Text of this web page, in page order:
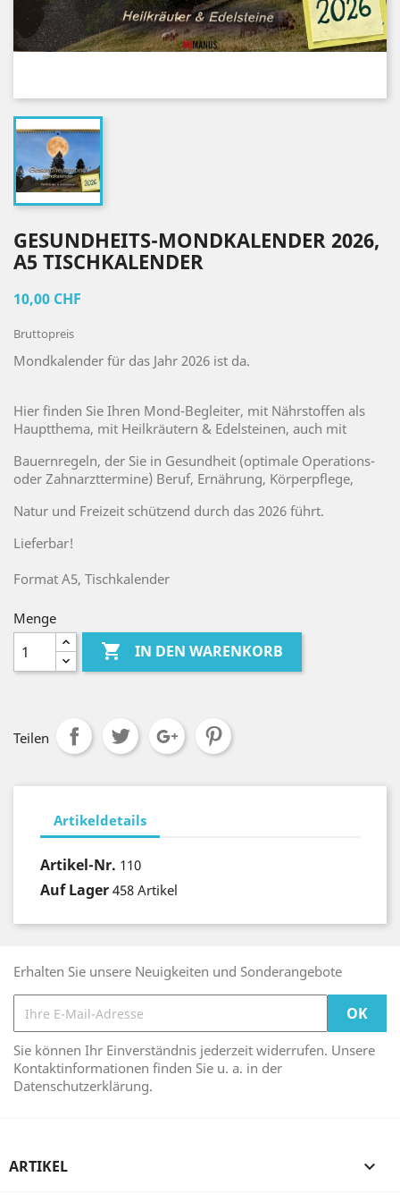
GESUNDHEITS-MONDKALENDER 2026,
A5 TISCHKALENDER
10,00 CHF
Bruttopreis
Mondkalender für das Jahr 2026 ist da.
Hier finden Sie Ihren Mond-Begleiter, mit Nährstoffen als
Hauptthema, mit Heilkräutern & Edelsteinen, auch mit
Bauernregeln, der Sie in Gesundheit (optimale Operations-
oder Zahnarzttermine) Beruf, Ernährung, Körperpflege,
Natur und Freizeit schützend durch das 2026 führt.
Lieferbar!
Format A5, Tischkalender
Menge
 IN DEN WARENKORB
Teilen
Artikeldetails
Artikel-Nr. 110
Auf Lager 458 Artikel
Erhalten Sie unsere Neuigkeiten und Sonderangebote
Sie können Ihr Einverständnis jederzeit widerrufen. Unsere
Kontaktinformationen finden Sie u. a. in der
Datenschutzerklärung.
ARTIKEL 